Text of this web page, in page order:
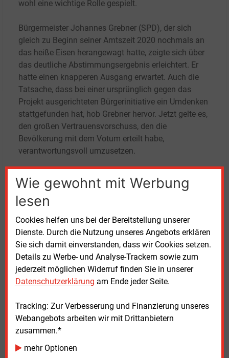
Wie gewohnt mit Werbung
lesen
Cookies helfen uns bei der Bereitstellung unserer
Dienste. Durch die Nutzung unseres Angebots erklären
Sie sich damit einverstanden, dass wir Cookies setzen.
Details zu Werbe- und Analyse-Trackern sowie zum
jederzeit möglichen Widerruf finden Sie in unserer
Datenschutzerklärung am Ende jeder Seite.
Tracking: Zur Verbesserung und Finanzierung unseres
Webangebots arbeiten wir mit Drittanbietern
zusammen.*
mehr Optionen
wohl eine wichtige Rolle gespielt.
Bürgermeister Johannes Grebner (SPD), der sich
gleich zu Beginn seiner Amtszeit 2020 nochmals an
das heiße Eisen herangewagt hatte, zeigte sich über
das deutliche Abstimmungsergebnis erleichtert. Er
hatte einen knapperen Ausgang erwartet. Auch die
Tatsache, dass bei einer ursprünglich gegen das
Projekt ausgerichteten Bürgerinitiative ein Umdenken
stattgefunden hat, hob Grebner hervor. Jetzt gelte es,
den großen Vertrauensvorschuss, den die
Bevölkerung mit dem Votum erteilt habe,
verantwortungsvoll umzusetzen.
Schon im Vorfeld hatte sich der Gemeinderat auf
Bedingungen und Einschränkungen bei der
Realisierung des Windkraftprojekts verständigt.
Regionalplan ausgewiesenen Vorranggebieten. Die
maximal sechs Anlagen sollen einen Mindestabstand
von 1.250 Metern zu geschlossenen Wohngebieten
haben. Einwohner und Grundstückseigentümer
müssen an dem Vorhaben beteiligt werden.
Beispielsweise soll ein großer Teil in Kommunal- und
Stromtarife sind vorgesehen.
G�nter Drewnitzky